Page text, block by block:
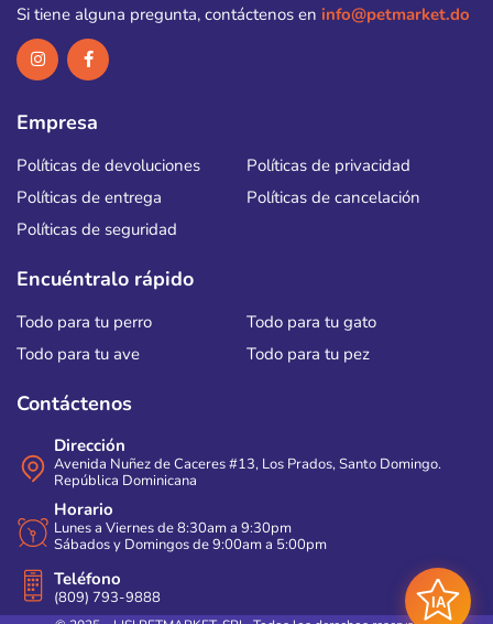
Si tiene alguna pregunta, contáctenos en info@petmarket.do
Empresa
Políticas de devoluciones
Políticas de privacidad
Políticas de entrega
Políticas de cancelación
Políticas de seguridad
Encuéntralo rápido
Todo para tu perro
Todo para tu gato
Todo para tu ave
Todo para tu pez
Contáctenos
Dirección
Avenida Nuñez de Caceres #13, Los Prados, Santo Domingo.
República Dominicana
Horario
Lunes a Viernes de 8:30am a 9:30pm
Sábados y Domingos de 9:00am a 5:00pm
Teléfono
(809) 793-9888 IA